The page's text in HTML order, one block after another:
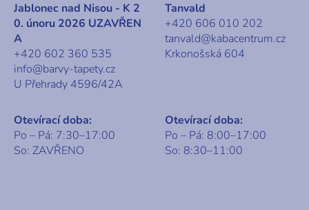
Jablonec nad Nisou - K 2
0. únoru 2026 UZAVŘEN
A
+420 602 360 535
info@barvy-tapety.cz
U Přehrady 4596/42A
Tanvald
+420 606 010 202
tanvald@kabacentrum.cz
Krkonošská 604
Otevírací doba:
Po – Pá: 7:30–17:00
So: ZAVŘENO
Otevírací doba:
Po – Pá: 8:00–17:00
So: 8:30–11:00